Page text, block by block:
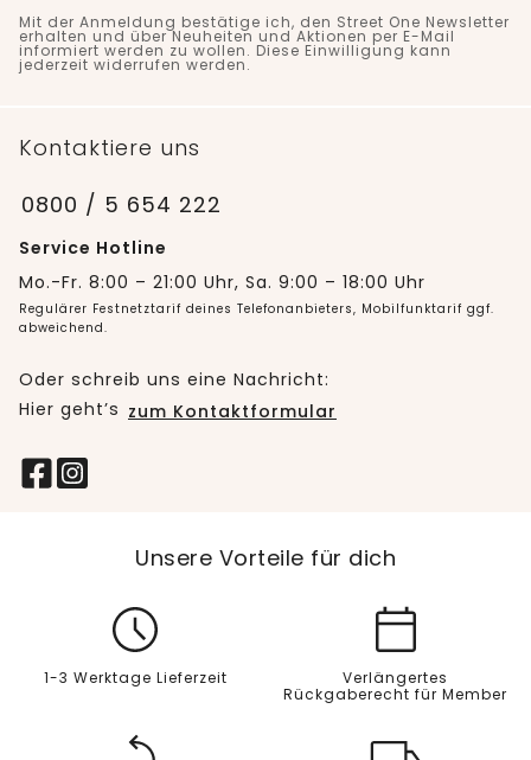
Mit der Anmeldung bestätige ich, den Street One Newsletter
erhalten und über Neuheiten und Aktionen per E-Mail
informiert werden zu wollen. Diese Einwilligung kann
jederzeit widerrufen werden.
Kontaktiere uns
0800 / 5 654 222
Service Hotline
Mo.-Fr. 8:00 – 21:00 Uhr, Sa. 9:00 – 18:00 Uhr
Regulärer Festnetztarif deines Telefonanbieters, Mobilfunktarif ggf.
abweichend.
Oder schreib uns eine Nachricht:
Hier geht’s zum Kontaktformular
Unsere Vorteile für dich
1-3 Werktage Lieferzeit
Verlängertes
Rückgaberecht für Member